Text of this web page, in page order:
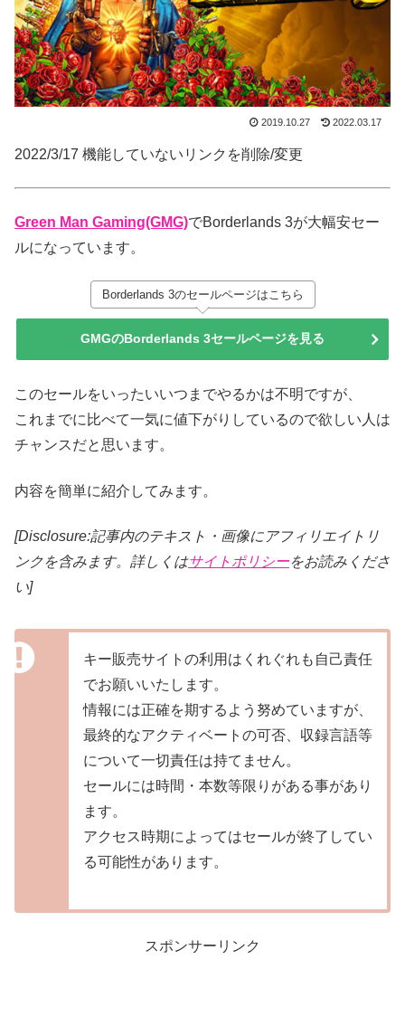
2019.10.27 2022.03.17
2022/3/17 機能していないリンクを削除/変更
Green Man Gaming(GMG)でBorderlands 3が大幅安セー
ルになっています。
Borderlands 3のセールページはこちら
GMGのBorderlands 3セールページを見る
このセールをいったいいつまでやるかは不明ですが、
これまでに比べて一気に値下がりしているので欲しい人は
チャンスだと思います。
内容を簡単に紹介してみます。
[Disclosure:記事内のテキスト・画像にアフィリエイトリ
ンクを含みます。詳しくはサイトポリシーをお読みくださ
い]
キー販売サイトの利用はくれぐれも自己責任
でお願いいたします。
情報には正確を期するよう努めていますが、
最終的なアクティベートの可否、収録言語等
について一切責任は持てません。
セールには時間・本数等限りがある事があり
ます。
アクセス時期によってはセールが終了してい
る可能性があります。
スポンサーリンク